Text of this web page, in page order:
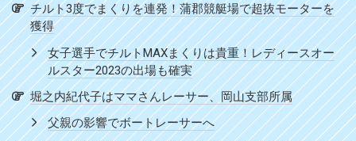
チルト3度でまくりを連発！蒲郡競艇場で超抜モーターを
獲得
女子選手でチルトMAXまくりは貴重！レディースオー
ルスター2023の出場も確実
堀之内紀代子はママさんレーサー、岡山支部所属
父親の影響でボートレーサーへ